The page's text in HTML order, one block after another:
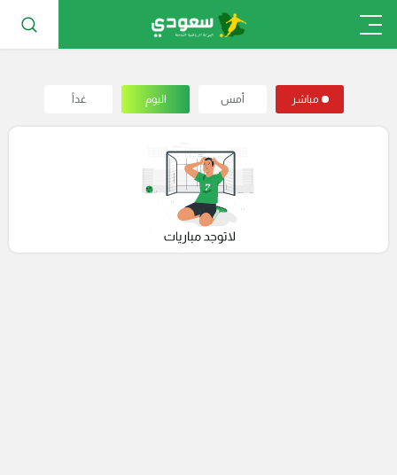
مباشر أمس اليوم غداً